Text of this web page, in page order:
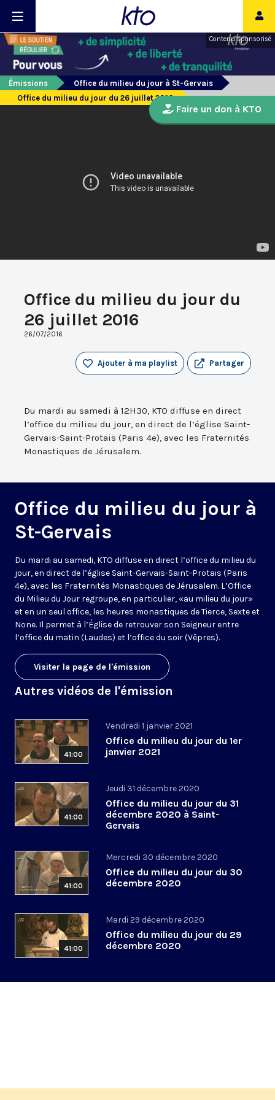
Contenu sponsorisé
Émissions
Office du milieu du jour à St-Gervais
Office du milieu du jour du 26 juillet 2016
Office du milieu du jour du
26 juillet 2016
26/07/2016
Partager
Ajouter à ma playlist
Du mardi au samedi à 12H30, KTO diffuse en direct
l’office du milieu du jour, en direct de l’église Saint-
Gervais-Saint-Protais (Paris 4e), avec les Fraternités
Monastiques de Jérusalem.
Office du milieu du jour à
St-Gervais
Du mardi au samedi, KTO diffuse en direct l’office du milieu du
jour, en direct de l’église Saint-Gervais-Saint-Protais (Paris
4e), avec les Fraternités Monastiques de Jérusalem. L’Office
du Milieu du Jour regroupe, en particulier, «au milieu du jour»
et en un seul office, les heures monastiques de Tierce, Sexte et
None. Il permet à l’Église de retrouver son Seigneur entre
l’office du matin (Laudes) et l’office du soir (Vêpres).
Visiter la page de l'émission
Autres vidéos de l'émission
41:00
Vendredi 1 janvier 2021
Office du milieu du jour du 1er
janvier 2021
41:00
Jeudi 31 décembre 2020
Office du milieu du jour du 31
décembre 2020 à Saint-
Gervais
41:00
Mercredi 30 décembre 2020
Office du milieu du jour du 30
décembre 2020
41:00
Mardi 29 décembre 2020
Office du milieu du jour du 29
décembre 2020
Faire un don à KTO